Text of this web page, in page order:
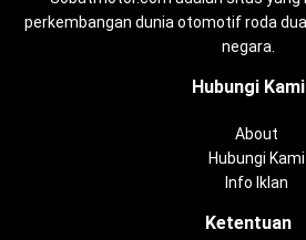
perkembangan dunia otomotif roda
negara.
Hubungi Kami
About
Hubungi Kami
Info Iklan
Ketentuan